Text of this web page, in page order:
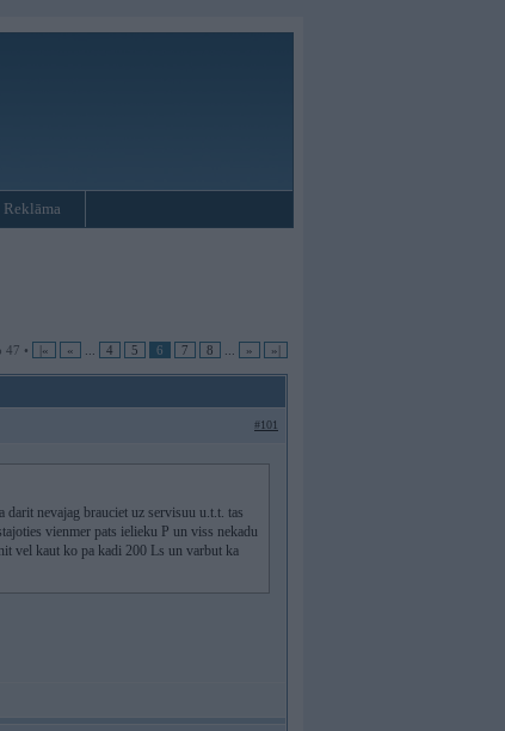
Reklāma
47 • |« « 4 5 6 7 8 » »|
#101
nevajag brauciet uz servisuu u.t.t. tas
vienmer pats ielieku P un viss nekadu
vel kaut ko pa kadi 200 Ls un varbut ka